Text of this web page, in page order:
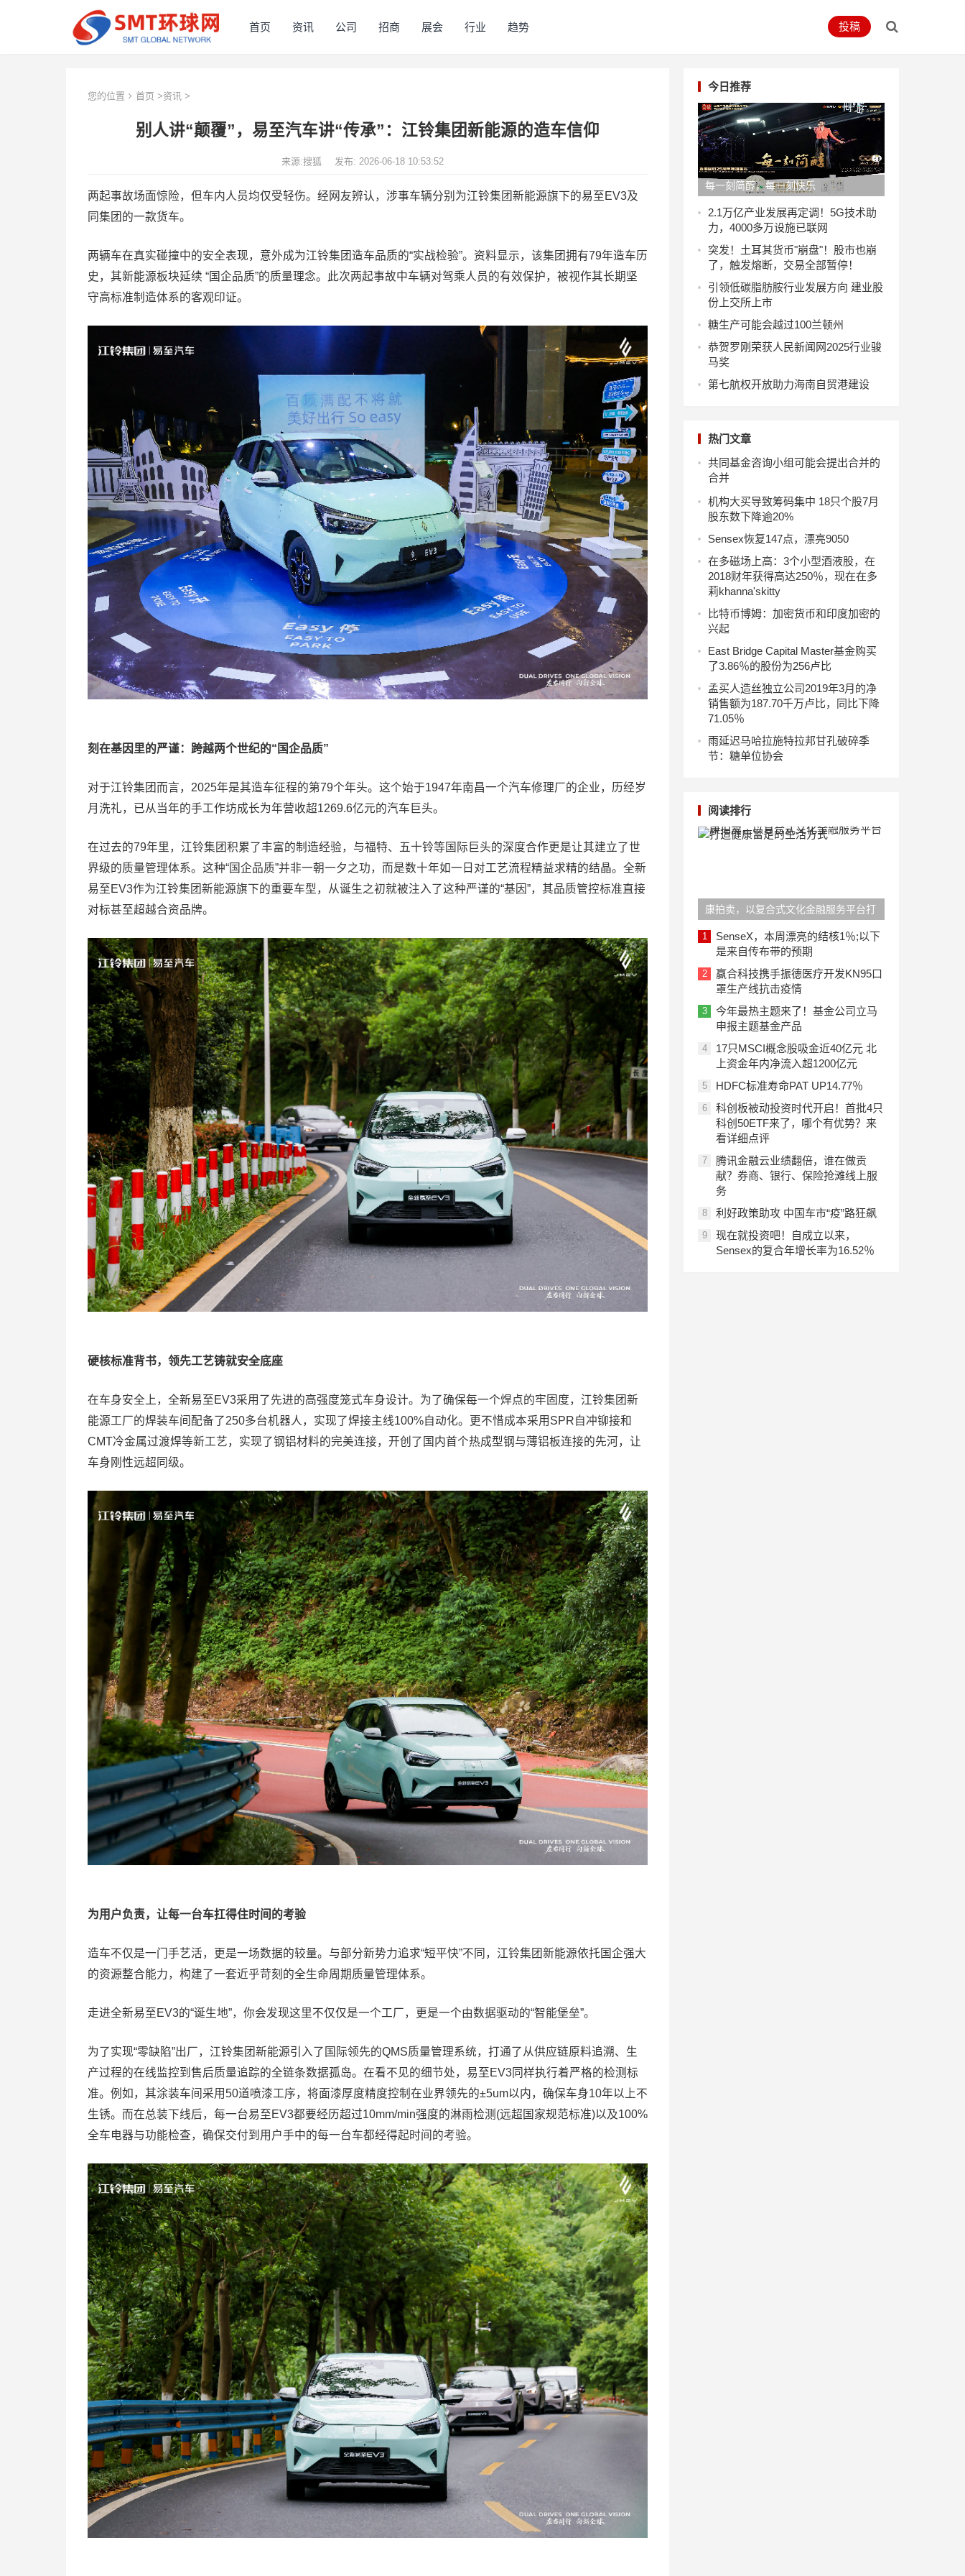
首页 资讯 公司 招商 展会 行业 趋势 投稿
您的位置 首页 >资讯 >
别人讲“颠覆”，易至汽车讲“传承”：江铃集团新能源的造车信仰
来源:搜狐 发布: 2026-06-18 10:53:52
两起事故场面惊险，但车内人员均仅受轻伤。经网友辨认，涉事车辆分别为江铃集团新能源旗下的易至EV3及
同集团的一款货车。
两辆车在真实碰撞中的安全表现，意外成为江铃集团造车品质的“实战检验”。资料显示，该集团拥有79年造车历
史，其新能源板块延续 “国企品质”的质量理念。此次两起事故中车辆对驾乘人员的有效保护，被视作其长期坚
守高标准制造体系的客观印证。
刻在基因里的严谨：跨越两个世纪的“国企品质”
对于江铃集团而言，2025年是其造车征程的第79个年头。这个始于1947年南昌一个汽车修理厂的企业，历经岁
月洗礼，已从当年的手工作坊成长为年营收超1269.6亿元的汽车巨头。
在过去的79年里，江铃集团积累了丰富的制造经验，与福特、五十铃等国际巨头的深度合作更是让其建立了世
界级的质量管理体系。这种“国企品质”并非一朝一夕之功，而是数十年如一日对工艺流程精益求精的结晶。全新
易至EV3作为江铃集团新能源旗下的重要车型，从诞生之初就被注入了这种严谨的“基因”，其品质管控标准直接
对标甚至超越合资品牌。
硬核标准背书，领先工艺铸就安全底座
在车身安全上，全新易至EV3采用了先进的高强度笼式车身设计。为了确保每一个焊点的牢固度，江铃集团新
能源工厂的焊装车间配备了250多台机器人，实现了焊接主线100%自动化。更不惜成本采用SPR自冲铆接和
CMT冷金属过渡焊等新工艺，实现了钢铝材料的完美连接，开创了国内首个热成型钢与薄铝板连接的先河，让
车身刚性远超同级。
为用户负责，让每一台车扛得住时间的考验
造车不仅是一门手艺活，更是一场数据的较量。与部分新势力追求“短平快”不同，江铃集团新能源依托国企强大
的资源整合能力，构建了一套近乎苛刻的全生命周期质量管理体系。
走进全新易至EV3的“诞生地”，你会发现这里不仅仅是一个工厂，更是一个由数据驱动的“智能堡垒”。
为了实现“零缺陷”出厂，江铃集团新能源引入了国际领先的QMS质量管理系统，打通了从供应链原料追溯、生
产过程的在线监控到售后质量追踪的全链条数据孤岛。在看不见的细节处，易至EV3同样执行着严格的检测标
准。例如，其涂装车间采用50道喷漆工序，将面漆厚度精度控制在业界领先的±5um以内，确保车身10年以上不
生锈。而在总装下线后，每一台易至EV3都要经历超过10mm/min强度的淋雨检测(远超国家规范标准)以及100%
全车电器与功能检查，确保交付到用户手中的每一台车都经得起时间的考验。
今日推荐
每一刻简醇，每一刻快乐
2.1万亿产业发展再定调！5G技术助
力，4000多万设施已联网
突发！土耳其货币"崩盘"！股市也崩
了，触发熔断，交易全部暂停！
引领低碳脂肪胺行业发展方向 建业股
份上交所上市
糖生产可能会越过100兰顿州
恭贺罗刚荣获人民新闻网2025行业骏
马奖
第七航权开放助力海南自贸港建设
热门文章
共同基金咨询小组可能会提出合并的
合并
机构大买导致筹码集中 18只个股7月
股东数下降逾20%
Sensex恢复147点，漂亮9050
在多磁场上高：3个小型酒液股，在
2018财年获得高达250％，现在在多
莉khanna'skitty
比特币博姆：加密货币和印度加密的
兴起
East Bridge Capital Master基金购买
了3.86％的股份为256卢比
孟买人造丝独立公司2019年3月的净
销售额为187.70千万卢比，同比下降
71.05％
雨延迟马哈拉施特拉邦甘孔破碎季
节：糖单位协会
阅读排行
康拍卖，以复合式文化金融服务平台打
造健康富足的生活方式
1
SenseX，本周漂亮的结核1％;以下
是来自传布带的预期
2
赢合科技携手振德医疗开发KN95口
罩生产线抗击疫情
3
今年最热主题来了！基金公司立马
申报主题基金产品
4
17只MSCI概念股吸金近40亿元 北
上资金年内净流入超1200亿元
5 HDFC标准寿命PAT UP14.77％
6
科创板被动投资时代开启！首批4只
科创50ETF来了，哪个有优势？来
看详细点评
7
腾讯金融云业绩翻倍，谁在做贡
献？券商、银行、保险抢滩线上服
务
8 利好政策助攻 中国车市“疫”路狂飙
9
现在就投资吧！自成立以来，
Sensex的复合年增长率为16.52％